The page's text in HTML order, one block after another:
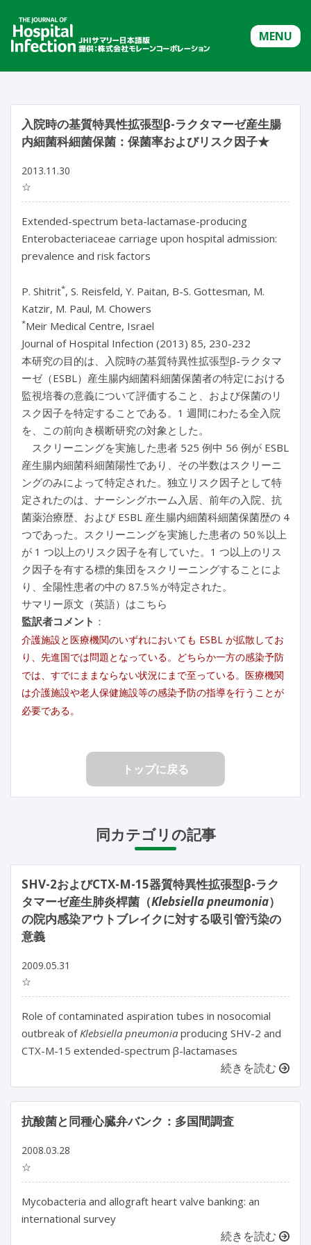
MENU
入院時の基質特異性拡張型β-ラクタマーゼ産生腸
内細菌科細菌保菌：保菌率およびリスク因子★
2013.11.30
☆
Extended-spectrum beta-lactamase-producing
Enterobacteriaceae carriage upon hospital admission:
prevalence and risk factors
P. Shitrit*, S. Reisfeld, Y. Paitan, B-S. Gottesman, M.
Katzir, M. Paul, M. Chowers
*Meir Medical Centre, Israel
Journal of Hospital Infection (2013) 85, 230-232
本研究の目的は、入院時の基質特異性拡張型β-ラクタマ
ーゼ（ESBL）産生腸内細菌科細菌保菌者の特定における
監視培養の意義について評価すること、および保菌のリ
スク因子を特定することである。1 週間にわたる全入院
を、この前向き横断研究の対象とした。
スクリーニングを実施した患者 525 例中 56 例が ESBL
産生腸内細菌科細菌陽性であり、その半数はスクリーニ
ングのみによって特定された。独立リスク因子として特
定されたのは、ナーシングホーム入居、前年の入院、抗
菌薬治療歴、および ESBL 産生腸内細菌科細菌保菌歴の 4
つであった。スクリーニングを実施した患者の 50％以上
が 1 つ以上のリスク因子を有していた。1 つ以上のリス
ク因子を有する標的集団をスクリーニングすることによ
り、全陽性患者の中の 87.5％が特定された。
サマリー原文（英語）はこちら
監訳者コメント ：
介護施設と医療機関のいずれにおいても ESBL が拡散してお
り、先進国では問題となっている。どちらか一方の感染予防
では、すでにままならない状況にまで至っている。医療機関
は介護施設や老人保健施設等の感染予防の指導を行うことが
必要である。
トップに戻る
同カテゴリの記事
SHV-2およびCTX-M-15器質特異性拡張型β-ラク
タマーゼ産生肺炎桿菌（Klebsiella pneumonia）
の院内感染アウトブレイクに対する吸引管汚染の
意義
2009.05.31
☆
Role of contaminated aspiration tubes in nosocomial
outbreak ofKlebsiella pneumonia producing SHV-2 and
CTX-M-15 extended-spectrum β-lactamases
続きを読む
抗酸菌と同種心臓弁バンク：多国間調査
2008.03.28
☆
Mycobacteria and allograft heart valve banking: an
international survey
続きを読む